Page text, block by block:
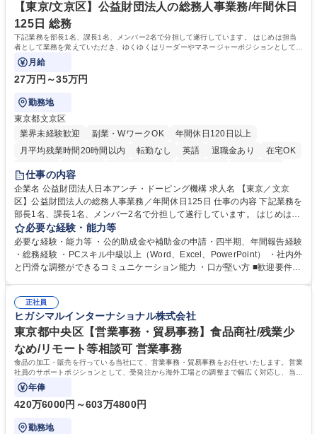
リモート可
ち長期活躍できる環境です。 「これまでの幅広い経験を活かし、長期的な
キャリアを築きたい」という前向きな意欲と挑戦を全力で応援します。 学
歴・資格 学歴：大学院 大学 高専 短大 専修学校 高校 語学力： 資格：日商
簿記検定1級 日商簿記検定2級 日商簿記検定3級
【東京/文京区】公益財団法人の総務人事業務/年間休日
125日 総務
下記業務を部長1名、課長1名、メンバー2名で分担して遂行しています。 はじめは担当
者として業務を覚えていただき、ゆくゆくはリーダーやマネージャーポジションとして活
躍いただくことを期待しています。
月給
27万円～35万円
勤務地
東京都文京区
業界未経験歓迎
副業・WワークOK
年間休日120日以上
月平均残業時間20時間以内
転勤なし 英語 退職金あり
在宅OK
賞与あり
育休あり
食事補助あり
仕事の内容
企業名 公益財団法人日本アンチ・ドーピング機構 求人名 【東京／文京
区】公益財団法人の総務人事業務／年間休日125日 仕事の内容 下記業務を
部長1名、課長1名、メンバー2名で分担して遂行しています。 はじめは担
当者として業務を覚えていただき、ゆくゆくはリーダーやマネージャーポ
ジションとして活躍いただくことを期待しています。 【総務・人事グルー
プの業務内容】 ・人事制度関連 ・採用活動 ・教育研修の企画、実行 ・勤
怠管理 ・官公庁への各種提出 ・法定の会議運営（評議員会、理事会） ・
管理 ・福利厚生関連 ・職員からの問合せ、相談対応 ・その他日常の総務
業務全般 募集職種 【東京／文京区】公益財団法人の総務人事業務／年間
休日125日
必要な経験・能力等
必要な経験・能力等 ・公的助成金や補助金の申請・四半期、年間報告経験
・総務経験 ・PCスキル中級以上（Word、Excel、PowerPoint） ・社内外
と円滑な調整ができるコミュニケーション能力 ・口が堅い方 ■歓迎要件
正社員
ヒガシマルインターナショナル株式会社
東京都中央区【営業事務・貿易事務】食品商社/残業少
なめ/リモート等相談可 営業事務
食品の加工・販売を行っている当社にて、営業事務・貿易事務をお任せいたします。営業
社員のサポートポジションとして、受発注から海外工場との調整まで幅広く対応し、当社
事業の根幹を支えていただきます。
年俸
420万6000円～603万4800円
勤務地